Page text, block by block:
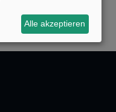
Alle akzeptieren